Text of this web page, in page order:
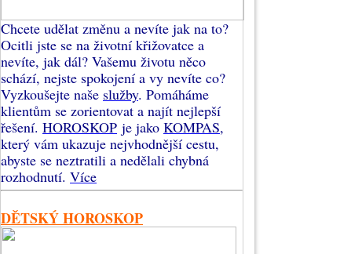
Chcete udělat změnu a nevíte jak na to?
Ocitli jste se na životní křižovatce a
nevíte, jak dál? Vašemu životu něco
schází, nejste spokojení a vy nevíte co?
Vyzkoušejte naše služby. Pomáháme
klientům se zorientovat a najít nejlepší
řešení. HOROSKOP je jako KOMPAS,
který vám ukazuje nejvhodnější cestu,
abyste se neztratili a nedělali chybná
rozhodnutí. Více
DĚTSKÝ HOROSKOP